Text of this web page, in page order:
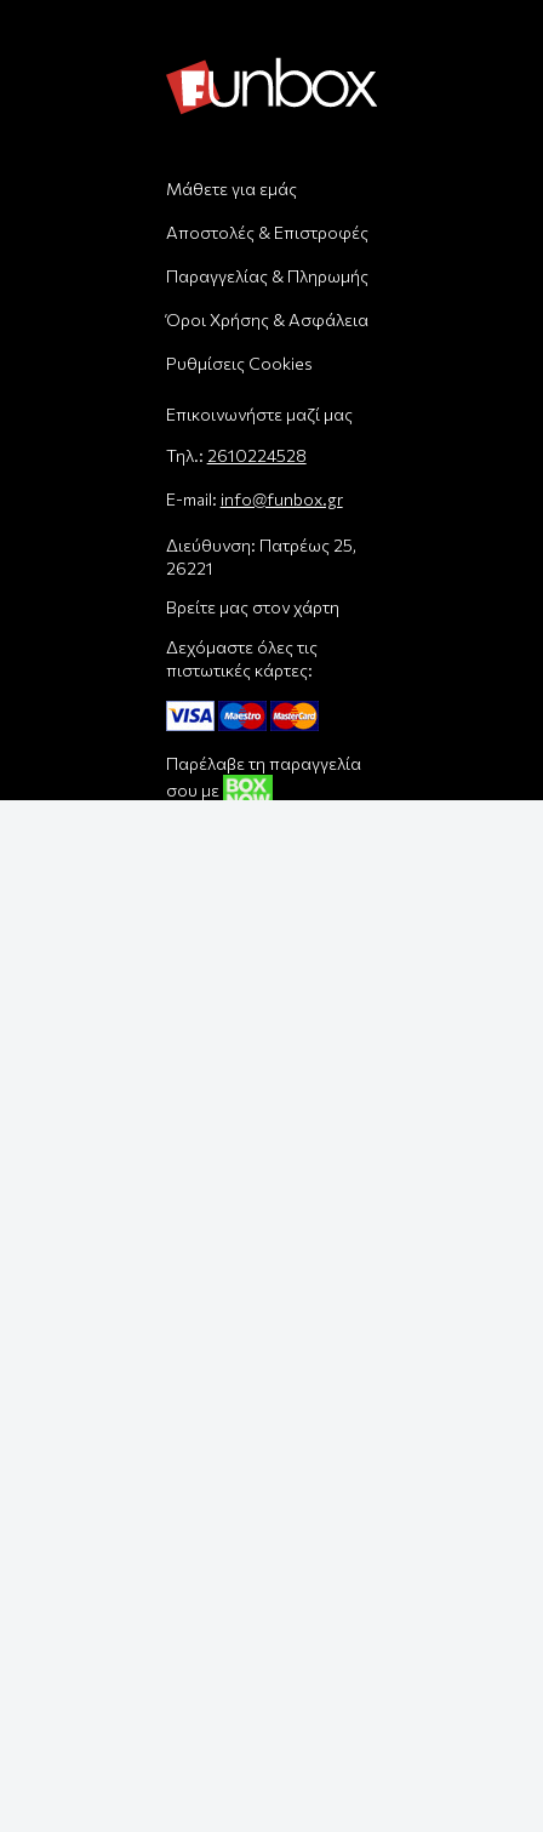
Μάθετε για εμάς
Αποστολές & Επιστροφές
Παραγγελίας & Πληρωμής
Όροι Χρήσης & Ασφάλεια
Ρυθμίσεις Cookies
Επικοινωνήστε μαζί μας
Τηλ.: 2610224528
E-mail: info@funbox.gr
Διεύθυνση: Πατρέως 25,
26221
Βρείτε μας στον χάρτη
Δεχόμαστε όλες τις
πιστωτικές κάρτες:
Παρέλαβε τη παραγγελία
σου με